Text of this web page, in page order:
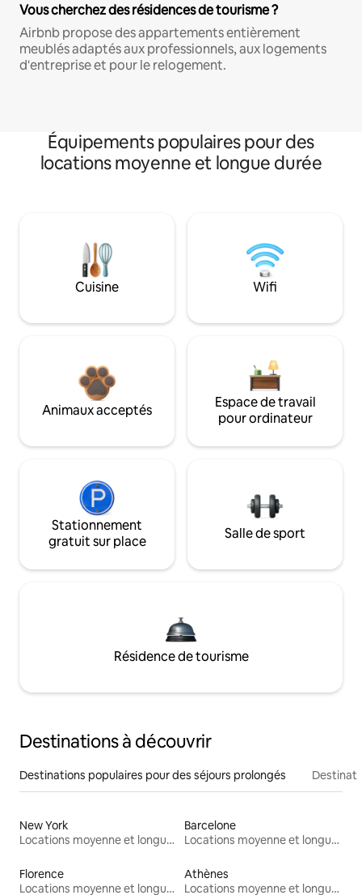
Vous cherchez des résidences de tourisme ?
Airbnb propose des appartements entièrement
meublés adaptés aux professionnels, aux logements
d'entreprise et pour le relogement.
Équipements populaires pour des
locations moyenne et longue durée
Cuisine Wifi
Animaux acceptés
Espace de travail
pour ordinateur
Stationnement
gratuit sur place
Salle de sport
Résidence de tourisme
Destinations à découvrir
Destinations populaires pour des séjours prolongés
New York
Locations moyenne et longue durée
Barcelone
Locations moyenne et longue durée
Florence
Locations moyenne et longue durée
Athènes
Locations moyenne et longue durée